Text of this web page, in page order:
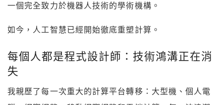
一個完全致力於機器人技術的學術機構。
如今，人工智慧已經開始徹底重塑計算。
每個人都是程式設計師：技術鴻溝正在消
失
我親歷了每一次重大的計算平台轉移：大型機、個人電